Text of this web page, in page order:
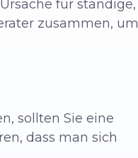
für ständige,
zusammen, um
sollten Sie eine
dass man sich